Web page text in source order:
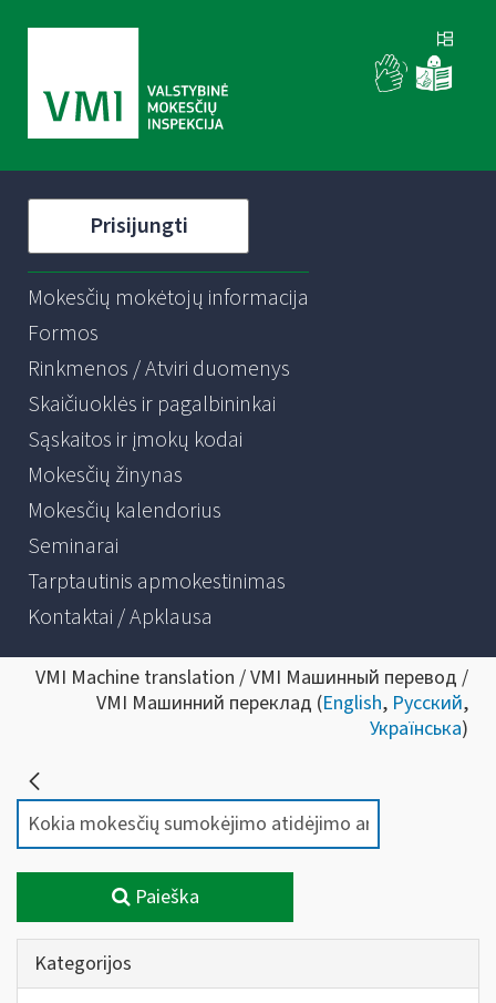
Prisijungti
Mokesčių mokėtojų informacija
Formos
Rinkmenos / Atviri duomenys
Skaičiuoklės ir pagalbininkai
Sąskaitos ir įmokų kodai
Mokesčių žinynas
Mokesčių kalendorius
Seminarai
Tarptautinis apmokestinimas
Kontaktai / Apklausa
VMI Machine translation / VMI Машинный перевод /
VMI Машинний переклад (English, Русский,
Українська)
Paieška
Kategorijos